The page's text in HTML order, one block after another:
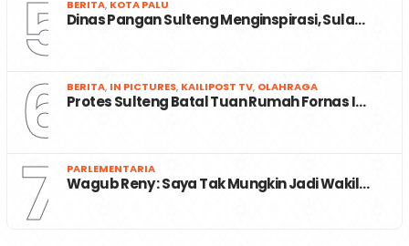
5 BERITA, KOTA PALU
Dinas Pangan Sulteng Menginspirasi, Sula…
6 BERITA, IN PICTURES, KAILIPOST TV, OLAHRAGA
Protes Sulteng Batal Tuan Rumah Fornas I…
7 PARLEMENTARIA
Wagub Reny : Saya Tak Mungkin Jadi Wakil…